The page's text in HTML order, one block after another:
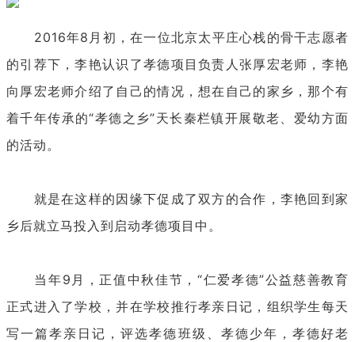
2016年8月初，在一位北京太平庄心栈的骨干志愿者
的引荐下，李艳认识了孝德项目负责人张厚宏老师，李艳
向厚宏老师介绍了自己的情况，想在自己的家乡，那个有
着千年传承的“孝德之乡”天长秦栏镇开展敬老、爱幼方面
的活动。
就是在这样的因缘下促成了双方的合作，李艳回到家
乡后就立马投入到启动孝德项目中。
当年9月，正值中秋佳节，“仁爱孝德”公益慈善教育
正式进入了学校，并在学校推行孝亲日记，组织学生每天
写一篇孝亲日记，评选孝德班级、孝德少年，孝德好老